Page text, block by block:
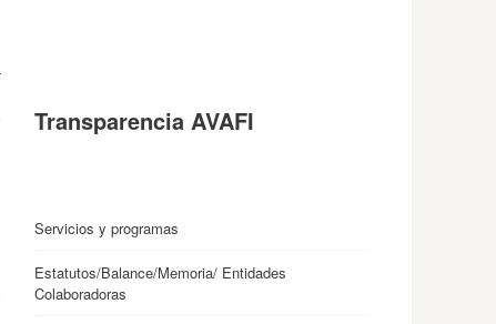
Transparencia AVAFI
Servicios y programas
Estatutos/Balance/Memoria/ Entidades
Colaboradoras